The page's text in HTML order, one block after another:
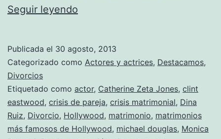
Seguir leyendo
Dina
también
se
separan
Publicada el 30 agosto, 2013
Categorizado como Actores y actrices, Destacamos,
Divorcios
Etiquetado como actor, Catherine Zeta Jones, clint
eastwood, crisis de pareja, crisis matrimonial, Dina
Ruiz, Divorcio, Hollywood, matrimonio, matrimonios
más famosos de Hollywood, michael douglas, Monica